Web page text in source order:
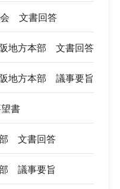
会 文書回答
地方本部 文書回答
地方本部 議事要旨
書
部 文書回答
部 議事要旨